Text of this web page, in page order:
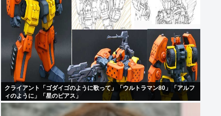
クライアント「ゴダイゴのように歌って」「ウルトラマン80」「アルフ
ィのように」「星のピアス」